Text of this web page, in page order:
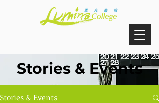
Stories & Events
Stories & Events